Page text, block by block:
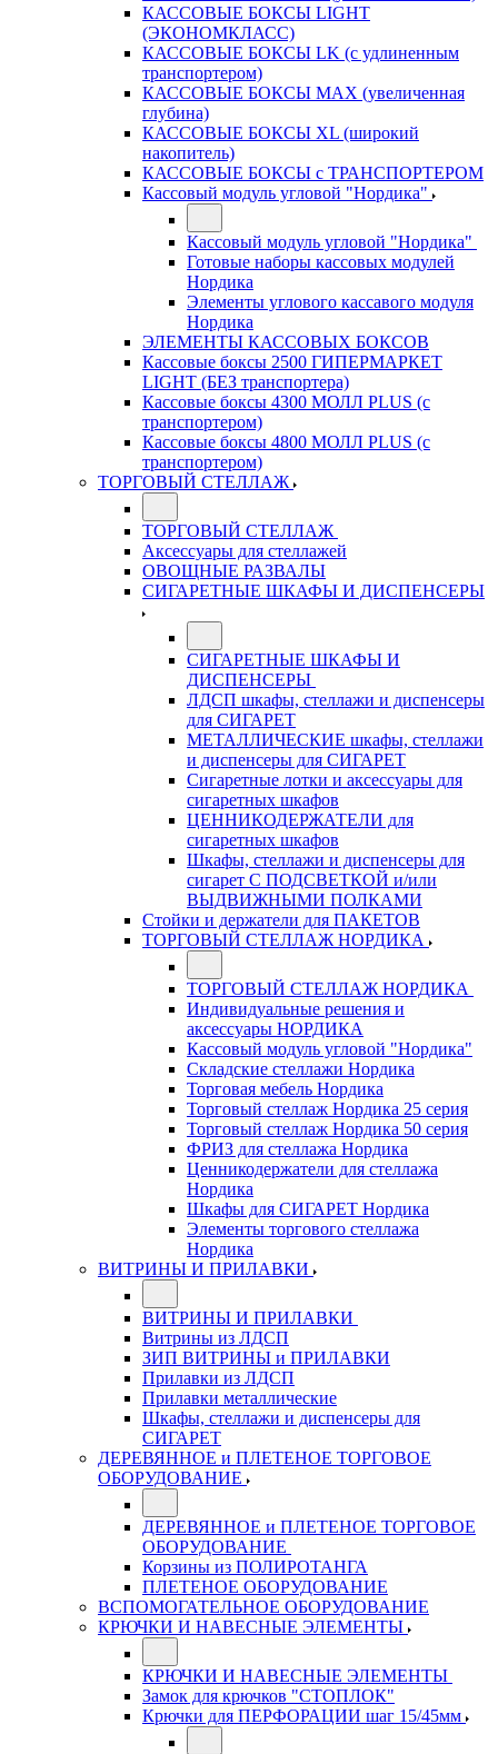
КАССОВЫЕ БОКСЫ LIGHT
(ЭКОНОМКЛАСС)
КАССОВЫЕ БОКСЫ LK (с удлиненным
транспортером)
КАССОВЫЕ БОКСЫ MAX (увеличенная
глубина)
КАССОВЫЕ БОКСЫ XL (широкий
накопитель)
КАССОВЫЕ БОКСЫ с ТРАНСПОРТЕРОМ
Кассовый модуль угловой "Нордика"
Кассовый модуль угловой "Нордика"
Готовые наборы кассовых модулей
Нордика
Элементы углового кассавого модуля
Нордика
ЭЛЕМЕНТЫ КАССОВЫХ БОКСОВ
Кассовые боксы 2500 ГИПЕРМАРКЕТ
LIGHT (БЕЗ транспортера)
Кассовые боксы 4300 МОЛЛ PLUS (с
транспортером)
Кассовые боксы 4800 МОЛЛ PLUS (с
транспортером)
ТОРГОВЫЙ СТЕЛЛАЖ
ТОРГОВЫЙ СТЕЛЛАЖ
Аксессуары для стеллажей
ОВОЩНЫЕ РАЗВАЛЫ
СИГАРЕТНЫЕ ШКАФЫ И ДИСПЕНСЕРЫ
СИГАРЕТНЫЕ ШКАФЫ И
ДИСПЕНСЕРЫ
ЛДСП шкафы, стеллажи и диспенсеры
для СИГАРЕТ
МЕТАЛЛИЧЕСКИЕ шкафы, стеллажи
и диспенсеры для СИГАРЕТ
Сигаретные лотки и аксессуары для
сигаретных шкафов
ЦЕННИКОДЕРЖАТЕЛИ для
сигаретных шкафов
Шкафы, стеллажи и диспенсеры для
сигарет С ПОДСВЕТКОЙ и/или
ВЫДВИЖНЫМИ ПОЛКАМИ
Стойки и держатели для ПАКЕТОВ
ТОРГОВЫЙ СТЕЛЛАЖ НОРДИКА
ТОРГОВЫЙ СТЕЛЛАЖ НОРДИКА
Индивидуальные решения и
аксессуары НОРДИКА
Кассовый модуль угловой "Нордика"
Складские стеллажи Нордика
Торговая мебель Нордика
Торговый стеллаж Нордика 25 серия
Торговый стеллаж Нордика 50 серия
ФРИЗ для стеллажа Нордика
Ценникодержатели для стеллажа
Нордика
Шкафы для СИГАРЕТ Нордика
Элементы торгового стеллажа
Нордика
ВИТРИНЫ И ПРИЛАВКИ
ВИТРИНЫ И ПРИЛАВКИ
Витрины из ЛДСП
ЗИП ВИТРИНЫ и ПРИЛАВКИ
Прилавки из ЛДСП
Прилавки металлические
Шкафы, стеллажи и диспенсеры для
СИГАРЕТ
ДЕРЕВЯННОЕ и ПЛЕТЕНОЕ ТОРГОВОЕ
ОБОРУДОВАНИЕ
ДЕРЕВЯННОЕ и ПЛЕТЕНОЕ ТОРГОВОЕ
ОБОРУДОВАНИЕ
Корзины из ПОЛИРОТАНГА
ПЛЕТЕНОЕ ОБОРУДОВАНИЕ
ВСПОМОГАТЕЛЬНОЕ ОБОРУДОВАНИЕ
КРЮЧКИ И НАВЕСНЫЕ ЭЛЕМЕНТЫ
КРЮЧКИ И НАВЕСНЫЕ ЭЛЕМЕНТЫ
Замок для крючков "СТОПЛОК"
Крючки для ПЕРФОРАЦИИ шаг 15/45мм